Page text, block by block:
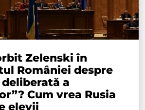
Zelenski în
României despre
a
Cum vrea Rusia
elevii